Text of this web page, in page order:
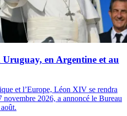
en Argentine et au
et l’Europe, Léon XIV se rendra
2026, a annoncé le Bureau